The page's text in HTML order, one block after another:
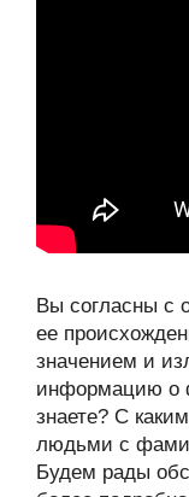
Вы согласны с
ее
значением и
информацию о
знаете? С
людьми с
Будем рады